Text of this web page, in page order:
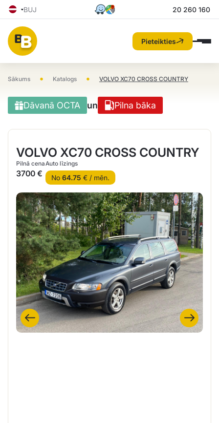
BUJ 20 260 160
Pieteikties
Sākums • Katalogs • VOLVO XC70 CROSS COUNTRY
Dāvanā OCTA un Pilna bāka
VOLVO XC70 CROSS COUNTRY
Pilnā cena
3700 €
Auto līzings
No 64.75 € / mēn.